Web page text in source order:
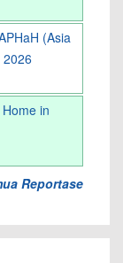
(Asia
in
Reportase